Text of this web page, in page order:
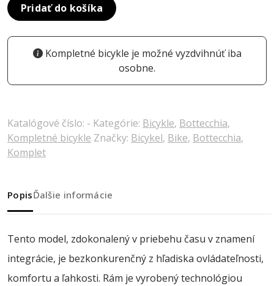
Pridať do košíka
Kompletné bicykle je možné vyzdvihnúť iba
osobne.
Katalógové číslo: - Kategórie: Bicykle, Bottecchia,
Kompletné bicykle Značky: Bicykel, Bike, Bottecchia,
Komplet
PopisĎalšie informácie
Tento model, zdokonalený v priebehu času v znamení
integrácie, je bezkonkurenčný z hľadiska ovládateľnosti,
komfortu a ľahkosti. Rám je vyrobený technológiou